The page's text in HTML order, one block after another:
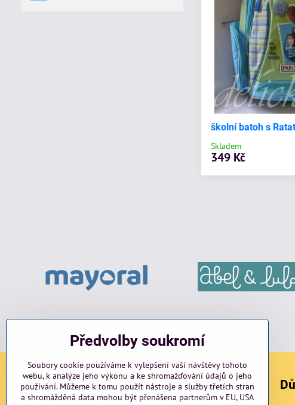
školní batoh s
Skladem
349 Kč
Sociální sítě
Předvolby soukromí
Soubory cookie používáme k vylepšení vaší návštěvy tohoto
webu, k analýze jeho výkonu a ke shromažďování údajů o jeho
používání. Můžeme k tomu použít nástroje a služby třetích stran
a shromážděná data mohou být přenášena partnerům v EU, USA